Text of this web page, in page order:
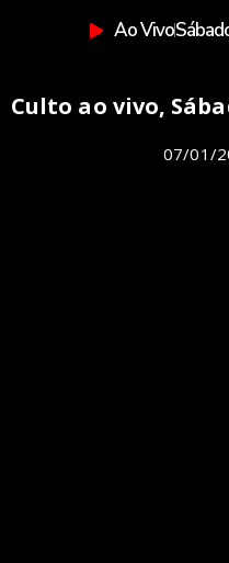
Ao Vivo
Culto ao vivo,
07/01/